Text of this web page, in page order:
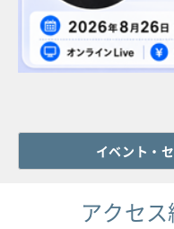
イベント・
アクセ